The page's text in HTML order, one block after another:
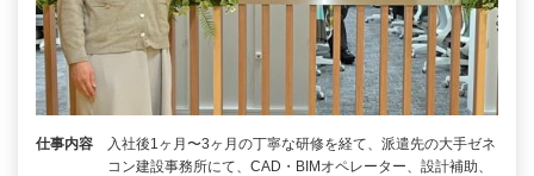
仕事内容
入社後1ヶ月〜3ヶ月の丁寧な研修を経て、派遣先の大手ゼネ
コン建設事務所にて、CAD・BIMオペレーター、設計補助、